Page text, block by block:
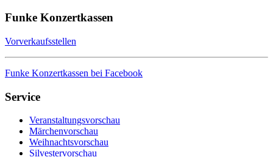
Funke Konzertkassen
Vorverkaufsstellen
Funke Konzertkassen bei Facebook
Service
Veranstaltungsvorschau
Märchenvorschau
Weihnachtsvorschau
Silvestervorschau